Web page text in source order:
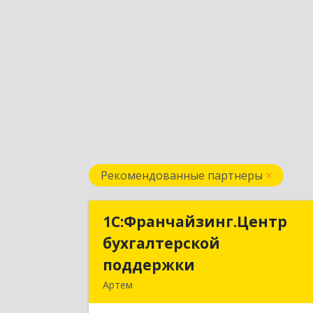
Рекомендованные партнеры
1С:Франчайзинг.Центр
бухгалтерской
поддержки
Артем
1С:Франчайзинг.Центр
бухгалтерской